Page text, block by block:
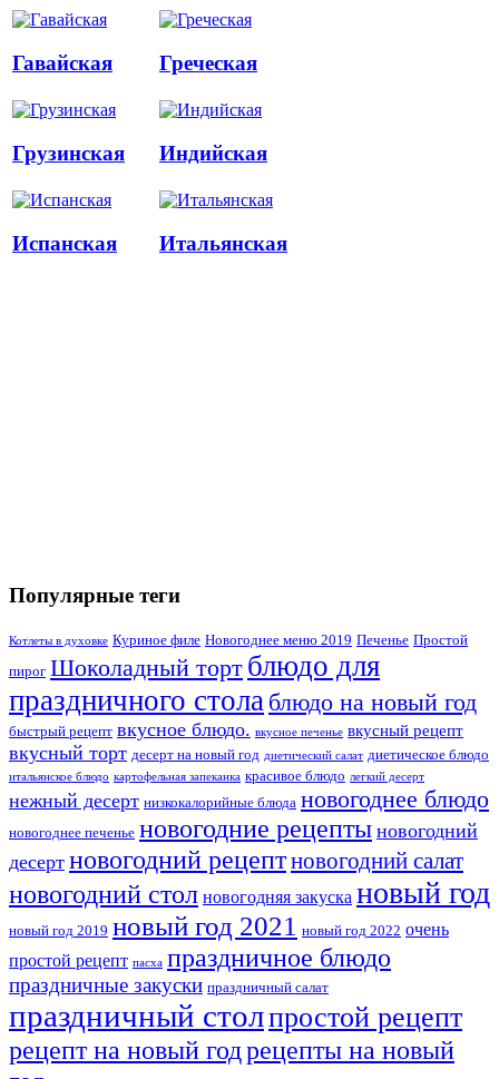
Гавайская Греческая
Грузинская Индийская
Испанская Итальянская
Популярные теги
Котлеты в духовке Куриное филе Новогоднее меню 2019 Печенье Простой
пирог Шоколадный торт блюдо для
праздничного стола блюдо на новый год
быстрый рецепт вкусное блюдо. вкусное печенье вкусный рецепт
вкусный торт десерт на новый год диетический салат диетическое блюдо
итальянское блюдо картофельная запеканка красивое блюдо легкий десерт
нежный десерт низкокалорийные блюда новогоднее блюдо
новогоднее печенье новогодние рецепты новогодний
десерт новогодний рецептновогодний салат
новогодний стол новогодняя закуска новый год
новый год 2019 новый год 2021 новый год 2022 очень
простой рецепт пасха праздничное блюдо
праздничные закуски праздничный салат
праздничный столпростой рецепт
рецепт на новый годрецепты на новый